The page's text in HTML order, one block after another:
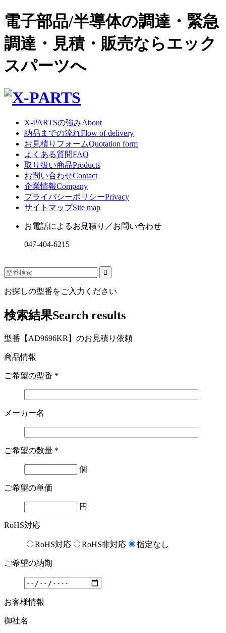
電子部品/半導体の調達・緊急
調達・見積・販売ならエック
スパーツへ
X-PARTSの強みAbout
納品までの流れFlow of delivery
お見積りフォームQuotation form
よくある質問FAQ
取り扱い商品Products
お問い合わせContact
企業情報Company
プライバシーポリシーPrivacy
サイトマップSite map
お電話によるお見積り／お問い合わせ
047-404-6215
お探しの型番をご入力ください
検索結果Search results
型番【AD9696KR】のお見積り依頼
商品情報
ご希望の型番 *
メーカー名
ご希望の数量 *
個
ご希望の単価
円
RoHS対応
RoHS対応 RoHS非対応 指定なし
ご希望の納期
お客様情報
御社名